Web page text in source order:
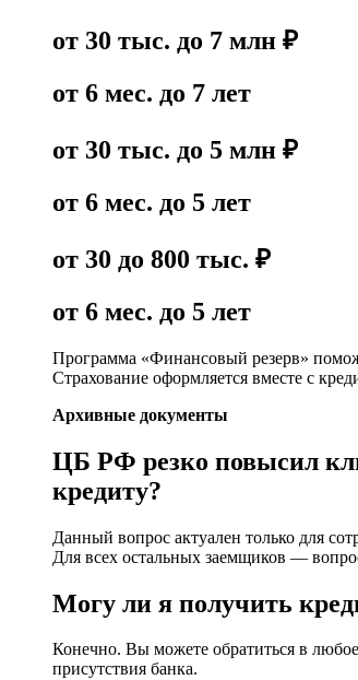
от 30 тыс. до 7 млн ₽
от 6 мес. до 7 лет
от 30 тыс. до 5 млн ₽
от 6 мес. до 5 лет
от 30 до 800 тыс. ₽
от 6 мес. до 5 лет
Программа «Финансовый резерв»
Страхование оформляется вместе с
Архивные документы
ЦБ РФ резко повысил
кредиту?
Данный вопрос актуален только для
Для всех остальных заемщиков —
Могу ли я получить
Конечно. Вы можете обратиться в
присутствия банка.